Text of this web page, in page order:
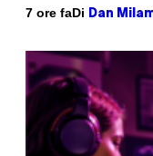
7 ore faDi Dan